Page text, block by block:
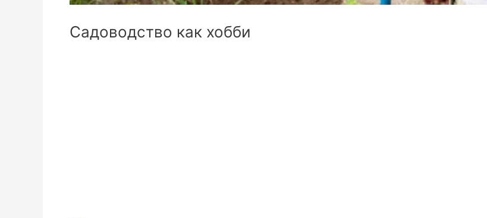
Садоводство как хобби